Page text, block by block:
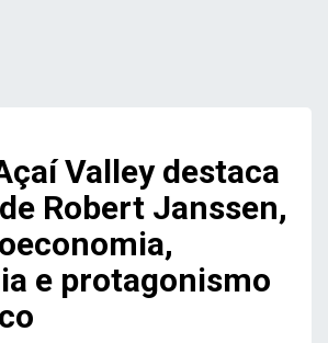
Valley destaca
Robert Janssen,
e protagonismo